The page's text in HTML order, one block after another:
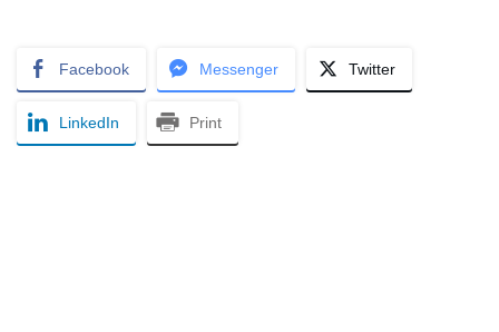
Facebook Messenger Twitter
LinkedIn Print